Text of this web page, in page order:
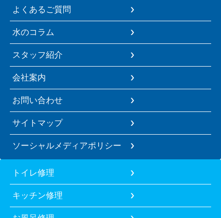
よくあるご質問
水のコラム
スタッフ紹介
会社案内
お問い合わせ
サイトマップ
ソーシャルメディアポリシー
トイレ修理
キッチン修理